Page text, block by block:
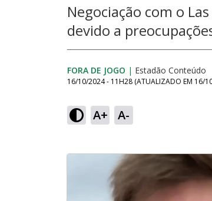
Negociação com o
devido a
FORA DE JOGO | Estadão Conteúdo
16/10/2024 - 11H28 (ATUALIZADO EM 16/
A+ A-